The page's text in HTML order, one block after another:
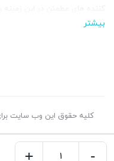
-
+
بیشتر
کلیه حقوق این وب سایت